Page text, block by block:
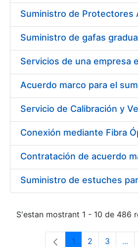
S'estan mostrant 1 - 10 de 486
1 2 3 ...